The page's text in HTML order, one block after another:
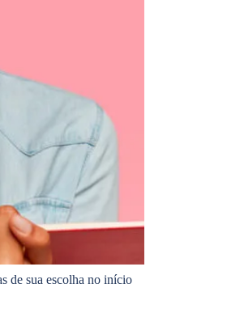
de sua escolha no início